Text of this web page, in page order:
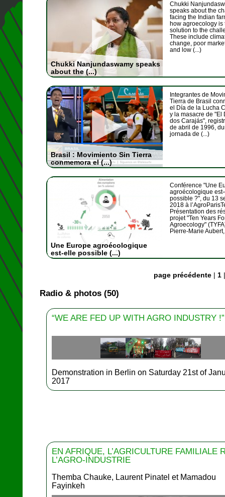
Chukki Nanjundaswamy speaks
about the (...)
Chukki
speaks about the
facing the Indian
how agroecology is
solution to the
These include
change, poor
and low (...)
Brasil : Movimiento Sin Tierra
conmemora el (...)
Integrantes de
Tierra de Brasil
el Día de la Lucha
y la masacre de "El
dos Carajás",
de abril de 1996,
jornada de (...)
Une Europe agroécologique
est-elle possible (...)
Conférence "Une
agroécologique
possible ?", du 13
2018 à
Présentation des
projet "Ten Years
Agroecology"
Pierre-Marie
page précédente | 1
Radio & photos (50)
“WE ARE FED UP WITH AGRO INDUSTRY !”
Demonstration in Berlin on Saturday 21st of
2017
EN AFRIQUE, L’AGRICULTURE FAMILIALE
L’AGRO-INDUSTRIE
Themba Chauke, Laurent Pinatel et Mamadou
Fayinkeh